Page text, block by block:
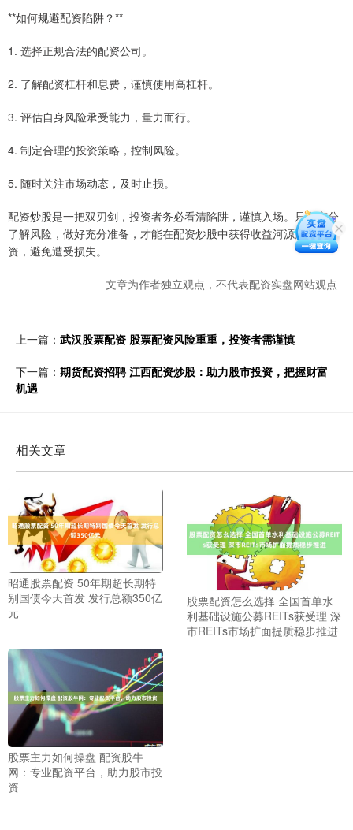
**如何规避配资陷阱？**
1. 选择正规合法的配资公司。
2. 了解配资杠杆和息费，谨慎使用高杠杆。
3. 评估自身风险承受能力，量力而行。
4. 制定合理的投资策略，控制风险。
5. 随时关注市场动态，及时止损。
配资炒股是一把双刃剑，投资者务必看清陷阱，谨慎入场。只有充分
了解风险，做好充分准备，才能在配资炒股中获得收益河源股票配
资，避免遭受损失。
文章为作者独立观点，不代表配资实盘网站观点
上一篇： 武汉股票配资 股票配资风险重重，投资者需谨慎
下一篇： 期货配资招聘 江西配资炒股：助力股市投资，把握财富
机遇
相关文章
昭通股票配资 50年期超长期特
别国债今天首发 发行总额350亿
元
股票配资怎么选择 全国首单水
利基础设施公募REITs获受理 深
市REITs市场扩面提质稳步推进
股票主力如何操盘 配资股牛
网：专业配资平台，助力股市投
资